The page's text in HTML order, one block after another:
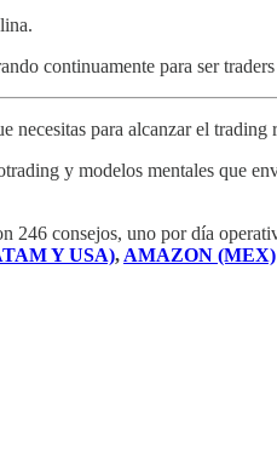
continuamente para ser
necesitas para alcanzar el
y modelos mentales que
246 consejos, uno por día
Y USA), AMAZON (MEX)